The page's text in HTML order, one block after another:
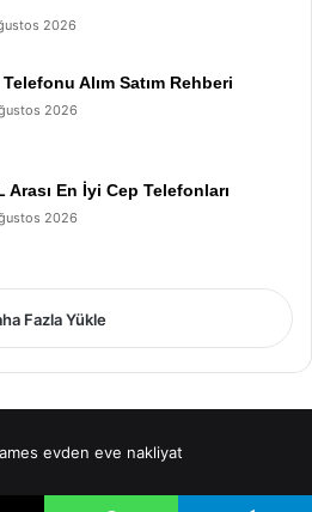
2026
Alım Satım Rehberi
2026
Arası En İyi Cep Telefonları
2026
Fazla Yükle
evden eve nakliyat